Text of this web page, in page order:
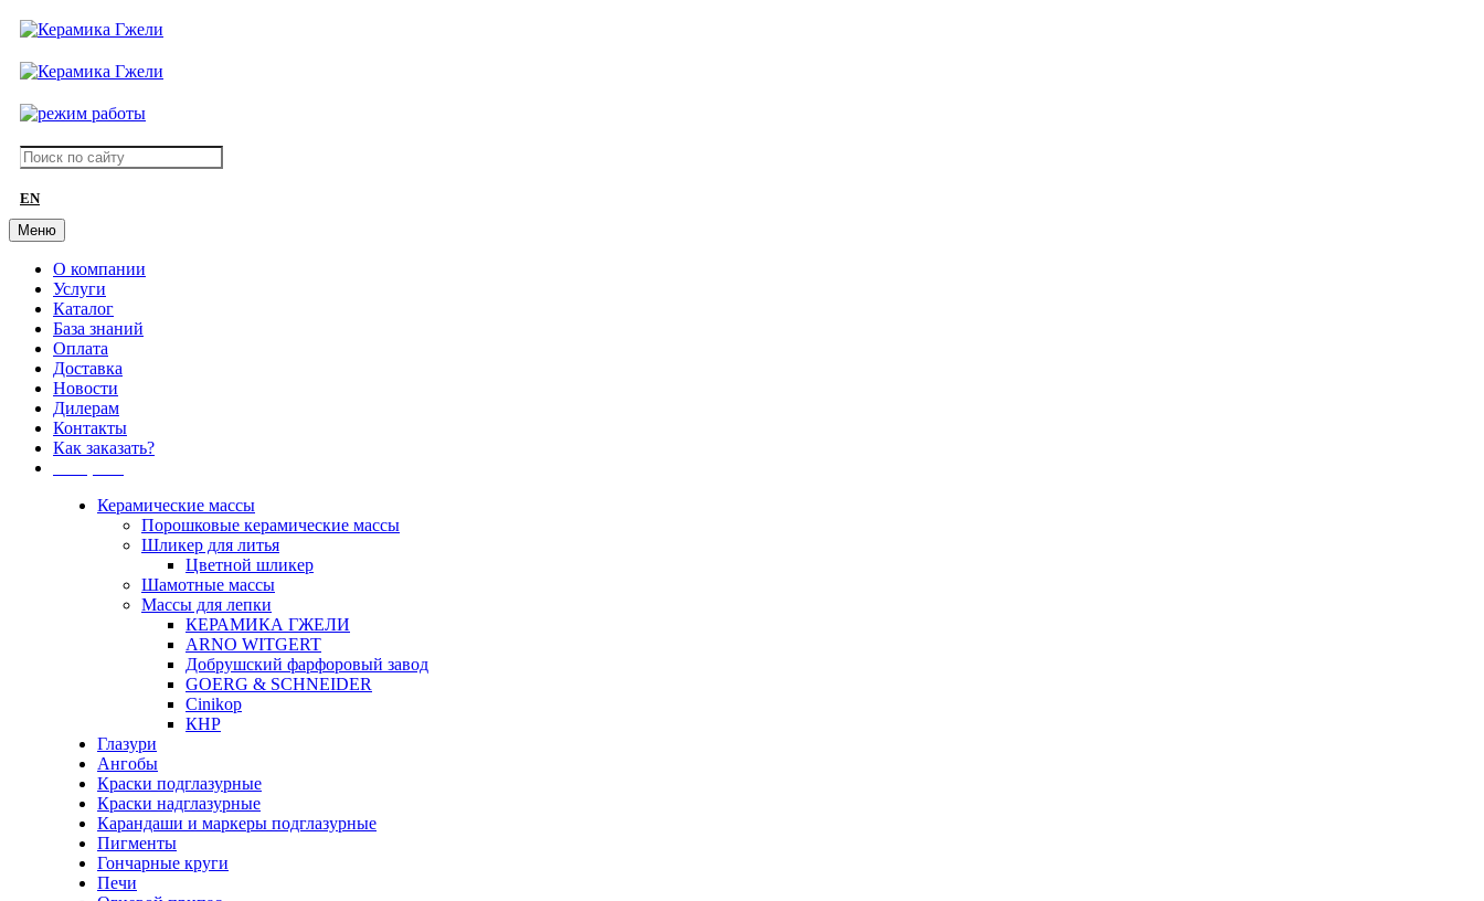
EN
Меню
О компании
Услуги
Каталог
База знаний
Оплата
Доставка
Новости
Дилерам
Контакты
Как заказать?
Керамические массы
Порошковые керамические массы
Шликер для литья
Цветной шликер
Шамотные массы
Массы для лепки
КЕРАМИКА ГЖЕЛИ
ARNO WITGERT
Добрушский фарфоровый завод
GOERG & SCHNEIDER
Cinikop
КНР
Глазури
Ангобы
Краски подглазурные
Краски надглазурные
Карандаши и маркеры подглазурные
Пигменты
Гончарные круги
Печи